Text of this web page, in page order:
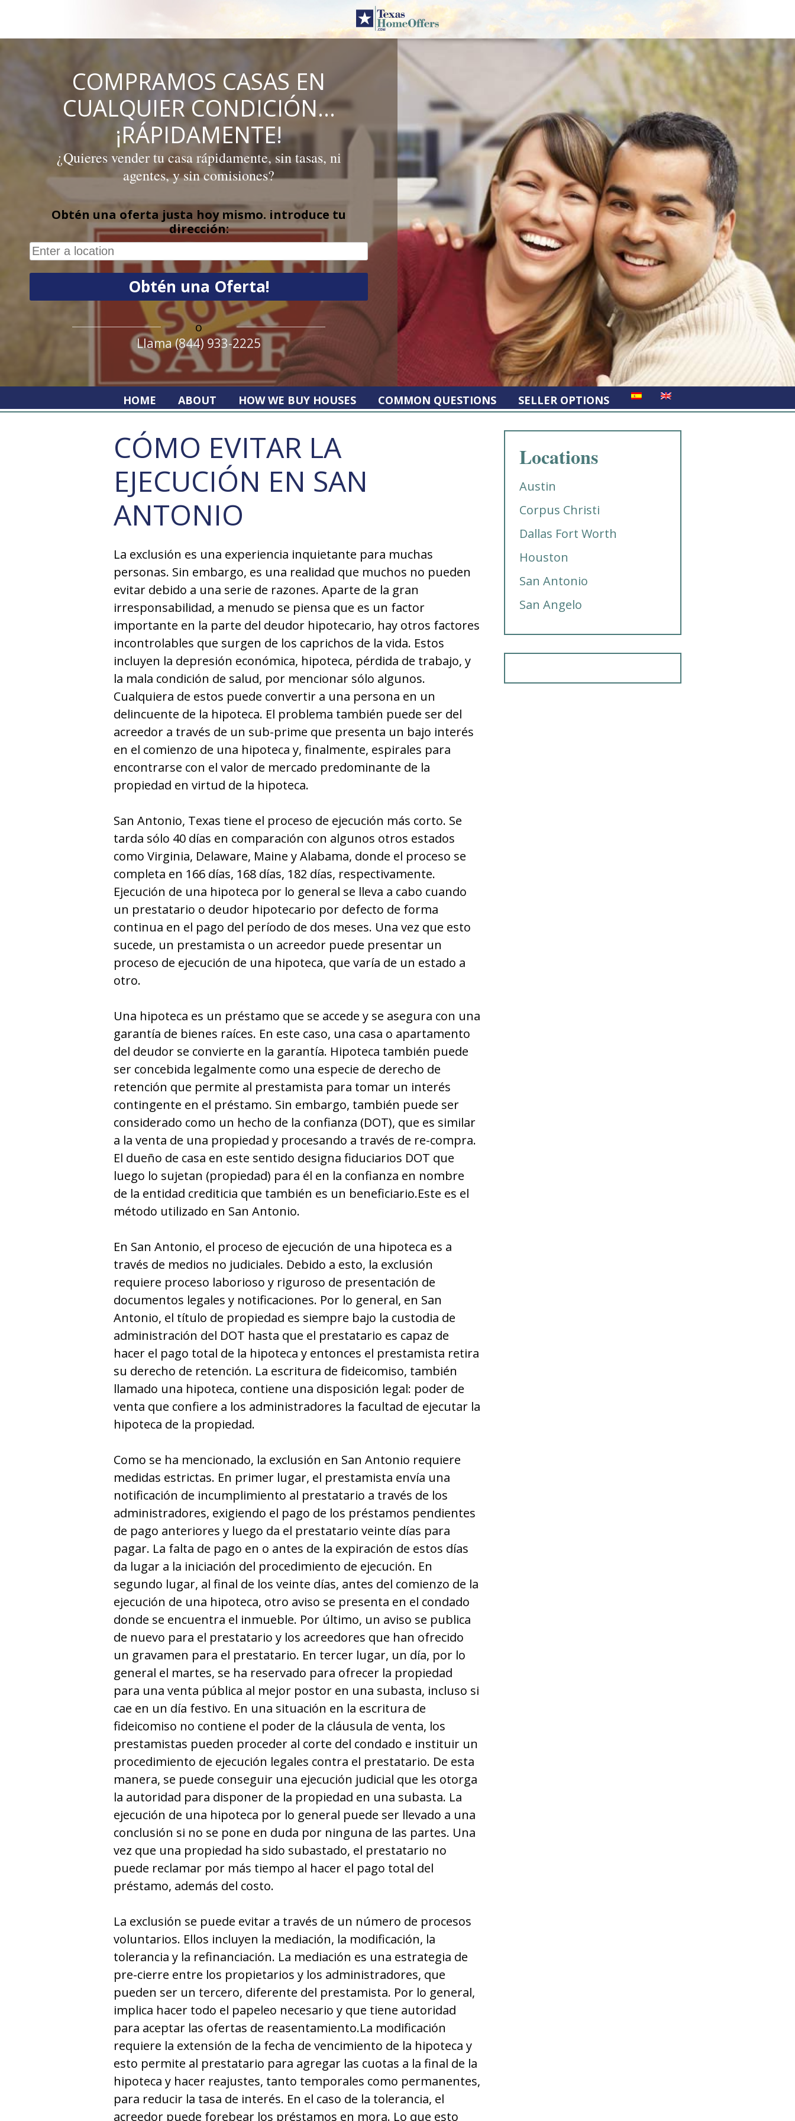
content
COMPRAMOS CASAS EN
CUALQUIER CONDICIÓN…
¡RÁPIDAMENTE!
¿Quieres vender tu casa rápidamente, sin tasas, ni
agentes, y sin comisiones?
Obtén una oferta justa hoy mismo. introduce tu
dirección:
o
Llama (844) 933-2225
HOME ABOUT HOW WE BUY HOUSES COMMON QUESTIONS SELLER OPTIONS
CÓMO EVITAR LA
EJECUCIÓN EN SAN
ANTONIO
La exclusión es una experiencia inquietante para muchas
personas. Sin embargo, es una realidad que muchos no pueden
evitar debido a una serie de razones. Aparte de la gran
irresponsabilidad, a menudo se piensa que es un factor
importante en la parte del deudor hipotecario, hay otros factores
incontrolables que surgen de los caprichos de la vida. Estos
incluyen la depresión económica, hipoteca, pérdida de trabajo, y
la mala condición de salud, por mencionar sólo algunos.
Cualquiera de estos puede convertir a una persona en un
delincuente de la hipoteca. El problema también puede ser del
acreedor a través de un sub-prime que presenta un bajo interés
en el comienzo de una hipoteca y, finalmente, espirales para
encontrarse con el valor de mercado predominante de la
propiedad en virtud de la hipoteca.
San Antonio, Texas tiene el proceso de ejecución más corto. Se
tarda sólo 40 días en comparación con algunos otros estados
como Virginia, Delaware, Maine y Alabama, donde el proceso se
completa en 166 días, 168 días, 182 días, respectivamente.
Ejecución de una hipoteca por lo general se lleva a cabo cuando
un prestatario o deudor hipotecario por defecto de forma
continua en el pago del período de dos meses. Una vez que esto
sucede, un prestamista o un acreedor puede presentar un
proceso de ejecución de una hipoteca, que varía de un estado a
otro.
Una hipoteca es un préstamo que se accede y se asegura con una
garantía de bienes raíces. En este caso, una casa o apartamento
del deudor se convierte en la garantía. Hipoteca también puede
ser concebida legalmente como una especie de derecho de
retención que permite al prestamista para tomar un interés
contingente en el préstamo. Sin embargo, también puede ser
considerado como un hecho de la confianza (DOT), que es similar
a la venta de una propiedad y procesando a través de re-compra.
El dueño de casa en este sentido designa fiduciarios DOT que
luego lo sujetan (propiedad) para él en la confianza en nombre
de la entidad crediticia que también es un beneficiario.Este es el
método utilizado en San Antonio.
En San Antonio, el proceso de ejecución de una hipoteca es a
través de medios no judiciales. Debido a esto, la exclusión
requiere proceso laborioso y riguroso de presentación de
documentos legales y notificaciones. Por lo general, en San
Antonio, el título de propiedad es siempre bajo la custodia de
administración del DOT hasta que el prestatario es capaz de
hacer el pago total de la hipoteca y entonces el prestamista retira
su derecho de retención. La escritura de fideicomiso, también
llamado una hipoteca, contiene una disposición legal: poder de
venta que confiere a los administradores la facultad de ejecutar la
hipoteca de la propiedad.
Como se ha mencionado, la exclusión en San Antonio requiere
medidas estrictas. En primer lugar, el prestamista envía una
notificación de incumplimiento al prestatario a través de los
administradores, exigiendo el pago de los préstamos pendientes
de pago anteriores y luego da el prestatario veinte días para
pagar. La falta de pago en o antes de la expiración de estos días
da lugar a la iniciación del procedimiento de ejecución. En
segundo lugar, al final de los veinte días, antes del comienzo de la
ejecución de una hipoteca, otro aviso se presenta en el condado
donde se encuentra el inmueble. Por último, un aviso se publica
de nuevo para el prestatario y los acreedores que han ofrecido
un gravamen para el prestatario. En tercer lugar, un día, por lo
general el martes, se ha reservado para ofrecer la propiedad
para una venta pública al mejor postor en una subasta, incluso si
cae en un día festivo. En una situación en la escritura de
fideicomiso no contiene el poder de la cláusula de venta, los
prestamistas pueden proceder al corte del condado e instituir un
procedimiento de ejecución legales contra el prestatario. De esta
manera, se puede conseguir una ejecución judicial que les otorga
la autoridad para disponer de la propiedad en una subasta. La
ejecución de una hipoteca por lo general puede ser llevado a una
conclusión si no se pone en duda por ninguna de las partes. Una
vez que una propiedad ha sido subastado, el prestatario no
puede reclamar por más tiempo al hacer el pago total del
préstamo, además del costo.
La exclusión se puede evitar a través de un número de procesos
voluntarios. Ellos incluyen la mediación, la modificación, la
tolerancia y la refinanciación. La mediación es una estrategia de
pre-cierre entre los propietarios y los administradores, que
pueden ser un tercero, diferente del prestamista. Por lo general,
implica hacer todo el papeleo necesario y que tiene autoridad
para aceptar las ofertas de reasentamiento.La modificación
requiere la extensión de la fecha de vencimiento de la hipoteca y
esto permite al prestatario para agregar las cuotas a la final de la
hipoteca y hacer reajustes, tanto temporales como permanentes,
para reducir la tasa de interés. En el caso de la tolerancia, el
acreedor puede forebear los préstamos en mora. Lo que esto
Locations
Austin
Corpus Christi
Dallas Fort Worth
Houston
San Antonio
San Angelo